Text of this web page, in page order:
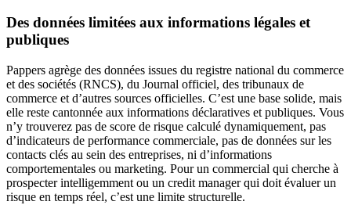
Des données limitées aux informations légales et
publiques
Pappers agrège des données issues du registre national du commerce
et des sociétés (RNCS), du Journal officiel, des tribunaux de
commerce et d’autres sources officielles. C’est une base solide, mais
elle reste cantonnée aux informations déclaratives et publiques. Vous
n’y trouverez pas de score de risque calculé dynamiquement, pas
d’indicateurs de performance commerciale, pas de données sur les
contacts clés au sein des entreprises, ni d’informations
comportementales ou marketing. Pour un commercial qui cherche à
prospecter intelligemment ou un credit manager qui doit évaluer un
risque en temps réel, c’est une limite structurelle.